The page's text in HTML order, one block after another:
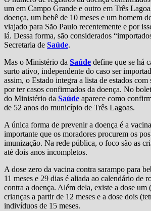
um em Campo Grande e outro em Três
doença, um bebê de 10 meses e um homem
viajado para São Paulo recentemente e por
lá. Dessa forma, são considerados
Secretaria de Saúde.
Mas o Ministério da Saúde define que se há
surto ativo, independente do caso ser
assim, o Estado integra a lista de estados
por ter casos confirmados da doença. No
do Ministério da Saúde aparece como
de 52 anos do município de Três Lagoas.
A única forma de prevenir a doença é a
importante que os moradores procurem os
imunização. Na rede pública, o foco são as
até dois anos incompletos.
A dose zero da vacina contra sarampo para
11 meses e 29 dias é aliada ao calendário de
contra a doença. Além dela, existe a dose
crianças a partir de 12 meses e a dose dois
indivíduos de 15 meses.